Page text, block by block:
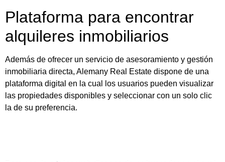
Plataforma para encontrar
alquileres inmobiliarios
Además de ofrecer un servicio de asesoramiento y gestión
inmobiliaria directa, Alemany Real Estate dispone de una
plataforma digital en la cual los usuarios pueden visualizar
las propiedades disponibles y seleccionar con un solo clic
la de su preferencia.